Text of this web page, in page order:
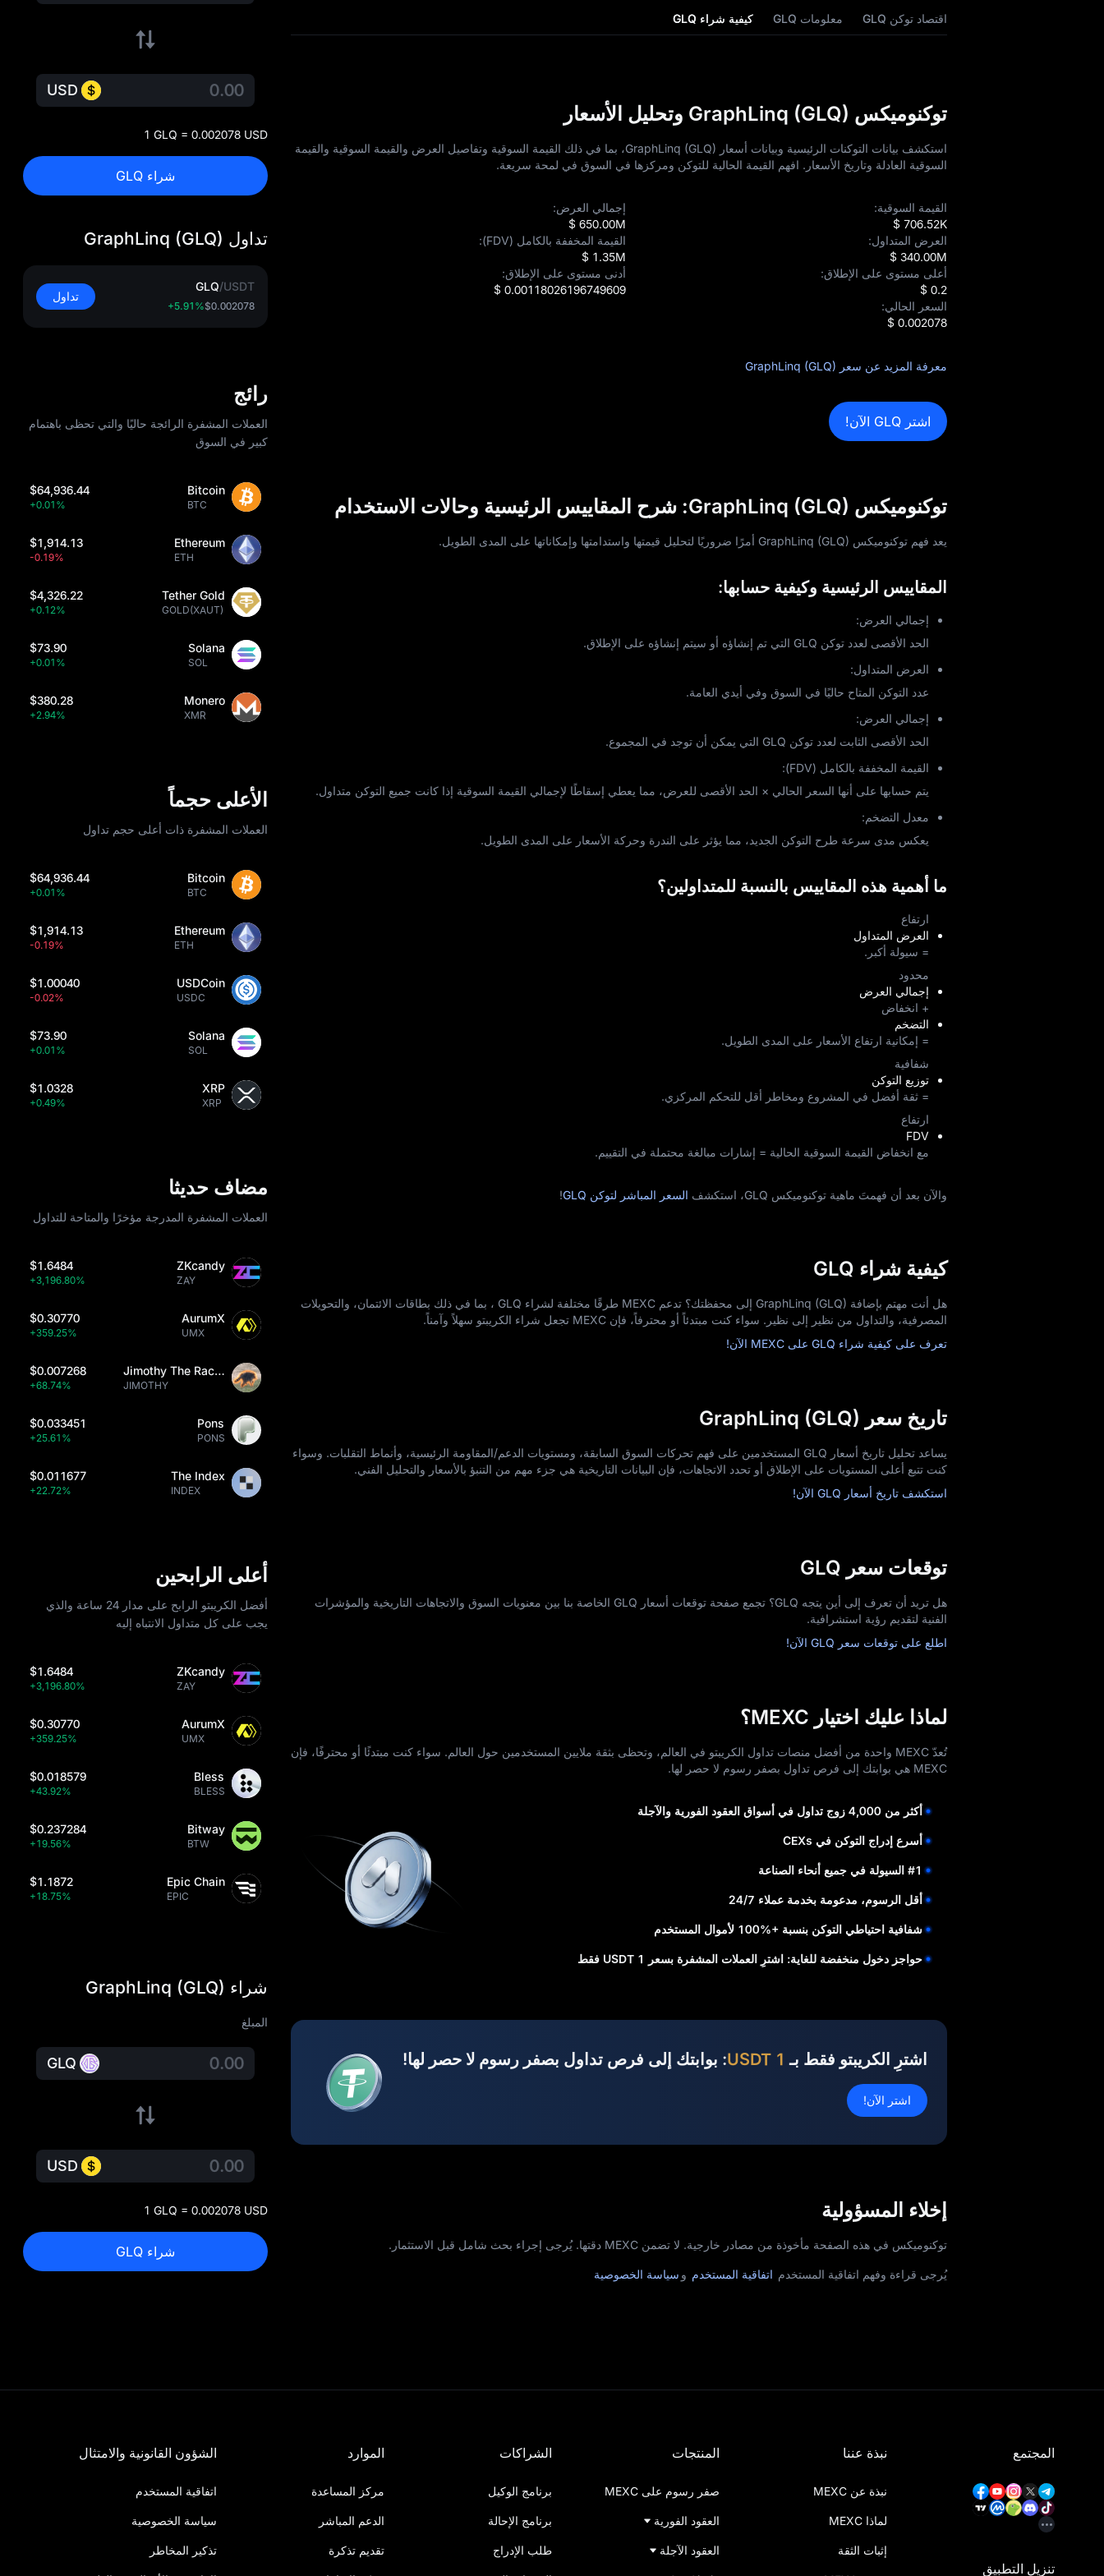
اقتصاد توكن GLQ معلومات GLQ كيفية شراء GLQ
توكنوميكس GraphLinq (GLQ) وتحليل الأسعار
استكشف بيانات التوكنات الرئيسية وبيانات أسعار GraphLinq (GLQ)، بما في ذلك القيمة السوقية وتفاصيل العرض والقيمة السوقية والقيمة
السوقية العادلة وتاريخ الأسعار. افهم القيمة الحالية للتوكن ومركزها في السوق في لمحة سريعة.
القيمة السوقية:
$ 706.52K
إجمالي العرض:
$ 650.00M
العرض المتداول:
$ 340.00M
القيمة المخففة بالكامل (FDV):
$ 1.35M
أعلى مستوى على الإطلاق:
$ 0.2
أدنى مستوى على الإطلاق:
$ 0.00118026196749609
السعر الحالي:
$ 0.002078
معرفة المزيد عن سعر GraphLinq (GLQ)
اشتر GLQ الآن!
توكنوميكس GraphLinq (GLQ): شرح المقاييس الرئيسية وحالات الاستخدام
يعد فهم توكنوميكس GraphLinq (GLQ) أمرًا ضروريًا لتحليل قيمتها واستدامتها وإمكاناتها على المدى الطويل.
المقاييس الرئيسية وكيفية حسابها:
إجمالي العرض:
الحد الأقصى لعدد توكن GLQ التي تم إنشاؤه أو سيتم إنشاؤه على الإطلاق.
العرض المتداول:
عدد التوكن المتاح حاليًا في السوق وفي أيدي العامة.
إجمالي العرض:
الحد الأقصى الثابت لعدد توكن GLQ التي يمكن أن توجد في المجموع.
القيمة المخففة بالكامل (FDV):
يتم حسابها على أنها السعر الحالي × الحد الأقصى للعرض، مما يعطي إسقاطًا لإجمالي القيمة السوقية إذا كانت جميع التوكن متداول.
معدل التضخم:
يعكس مدى سرعة طرح التوكن الجديد، مما يؤثر على الندرة وحركة الأسعار على المدى الطويل.
ما أهمية هذه المقاييس بالنسبة للمتداولين؟
ارتفاع
العرض المتداول
= سيولة أكبر.
محدود
إجمالي العرض
+ انخفاض
التضخم
= إمكانية ارتفاع الأسعار على المدى الطويل.
شفافية
توزيع التوكن
= ثقة أفضل في المشروع ومخاطر أقل للتحكم المركزي.
ارتفاع
FDV
مع انخفاض القيمة السوقية الحالية = إشارات مبالغة محتملة في التقييم.
والآن بعد أن فهمتَ ماهية توكنوميكس GLQ، استكشف السعر المباشر لتوكن GLQ !
كيفية شراء GLQ
هل أنت مهتم بإضافة GraphLinq (GLQ) إلى محفظتك؟ تدعم MEXC طرقًا مختلفة لشراء GLQ ، بما في ذلك بطاقات الائتمان، والتحويلات
المصرفية، والتداول من نظير إلى نظير. سواء كنت مبتدئاً أو محترفاً، فإن MEXC تجعل شراء الكريبتو سهلاً وآمناً.
تعرف على كيفية شراء GLQ على MEXC الآن!
تاريخ سعر GraphLinq (GLQ)
يساعد تحليل تاريخ أسعار GLQ المستخدمين على فهم تحركات السوق السابقة، ومستويات الدعم/المقاومة الرئيسية، وأنماط التقلبات. وسواء
كنت تتبع أعلى المستويات على الإطلاق أو تحدد الاتجاهات، فإن البيانات التاريخية هي جزء مهم من التنبؤ بالأسعار والتحليل الفني.
استكشف تاريخ أسعار GLQ الآن!
توقعات سعر GLQ
هل تريد أن تعرف إلى أين يتجه GLQ؟ تجمع صفحة توقعات أسعار GLQ الخاصة بنا بين معنويات السوق والاتجاهات التاريخية والمؤشرات
الفنية لتقديم رؤية استشرافية.
اطلع على توقعات سعر GLQ الآن!
لماذا عليك اختيار MEXC؟
تُعدّ MEXC واحدة من أفضل منصات تداول الكريبتو في العالم، وتحظى بثقة ملايين المستخدمين حول العالم. سواء كنت مبتدئًا أو محترفًا، فإن
MEXC هي بوابتك إلى فرص تداول بصفر رسوم لا حصر لها.
أكثر من 4,000 زوج تداول في أسواق العقود الفورية والآجلة
أسرع إدراج التوكن في CEXs
#1 السيولة في جميع أنحاء الصناعة
أقل الرسوم، مدعومة بخدمة عملاء 24/7
شفافية احتياطي التوكن بنسبة +%100 لأموال المستخدم
حواجز دخول منخفضة للغاية: اشترِ العملات المشفرة بسعر 1 USDT فقط
اشترِ الكريبتو فقط بـ 1 USDT : بوابتك إلى فرص تداول بصفر رسوم لا حصر لها!
اشتر الآن!
إخلاء المسؤولية
توكنوميكس في هذه الصفحة مأخوذة من مصادر خارجية. لا تضمن MEXC دقتها. يُرجى إجراء بحث شامل قبل الاستثمار.
يُرجى قراءة وفهم اتفاقية المستخدم اتفاقية المستخدم و سياسة الخصوصية
USD
1 GLQ = 0.002078 USD
شراء GLQ
تداول GraphLinq (GLQ)
/USDT
GLQ
$0.002078
+5.91%
تداول
رائج
العملات المشفرة الرائجة حاليًا والتي تحظى باهتمام
كبير في السوق
Bitcoin
BTC
$64,936.44
+0.01%
Ethereum
ETH
$1,914.13
-0.19%
Tether Gold
GOLD(XAUT)
$4,326.22
+0.12%
Solana
SOL
$73.90
+0.01%
Monero
XMR
$380.28
+2.94%
الأعلى حجماً
العملات المشفرة ذات أعلى حجم تداول
Bitcoin
BTC
$64,936.44
+0.01%
Ethereum
ETH
$1,914.13
-0.19%
USDCoin
USDC
$1.00040
-0.02%
Solana
SOL
$73.90
+0.01%
XRP
XRP
$1.0328
+0.49%
مضاف حديثا
العملات المشفرة المدرجة مؤخرًا والمتاحة للتداول
ZKcandy
ZAY
$1.6484
+3,196.80%
AurumX
UMX
$0.30770
+359.25%
Jimothy The Raccoon
JIMOTHY
$0.007268
+68.74%
Pons
PONS
$0.033451
+25.61%
The Index
INDEX
$0.011677
+22.72%
أعلى الرابحين
أفضل الكريبتو الرابح على مدار 24 ساعة والذي
يجب على كل متداول الانتباه إليه
ZKcandy
ZAY
$1.6484
+3,196.80%
AurumX
UMX
$0.30770
+359.25%
Bless
BLESS
$0.018579
+43.92%
Bitway
BTW
$0.237284
+19.56%
Epic Chain
EPIC
$1.1872
+18.75%
شراء GraphLinq (GLQ)
المبلغ
GLQ
USD
1 GLQ = 0.002078 USD
شراء GLQ
المجتمع
تنزيل التطبيق
نبذة عننا
نبذة عن MEXC
لماذا MEXC
إثبات الثقة
المنتجات
صفر رسوم على MEXC
العقود الفورية
العقود الآجلة
الشراكات
برنامج الوكيل
برنامج الإحالة
طلب الإدراج
الموارد
مركز المساعدة
الدعم المباشر
تقديم تذكرة
الشؤون القانونية والامتثال
اتفاقية المستخدم
سياسة الخصوصية
تذكير المخاطر